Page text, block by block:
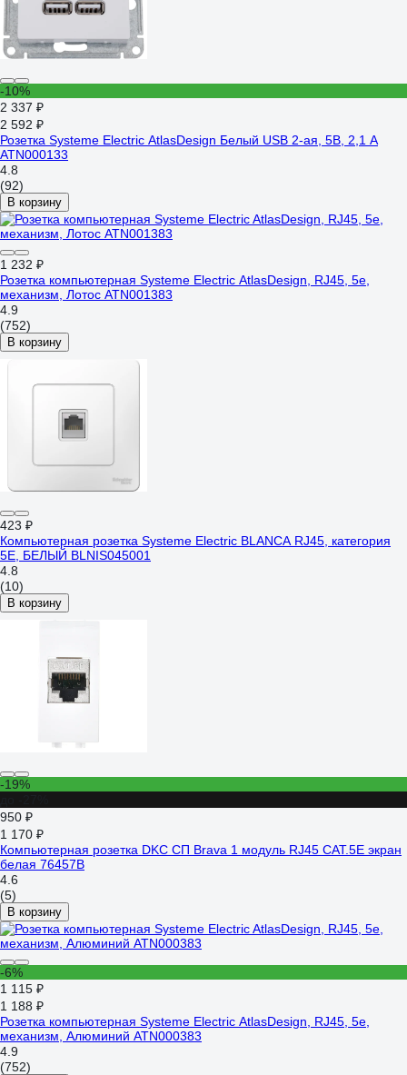
-10%
2 337 ₽
2 592 ₽
Розетка Systeme Electric AtlasDesign Белый USB 2-ая, 5В, 2,1 А
ATN000133
4.8
(92)
В корзину
1 232 ₽
Розетка компьютерная Systeme Electric AtlasDesign, RJ45, 5e,
механизм, Лотос ATN001383
4.9
(752)
В корзину
423 ₽
Компьютерная розетка Systeme Electric BLANCA RJ45, категория
5E, БЕЛЫЙ BLNIS045001
4.8
(10)
В корзину
-19%
950 ₽
1 170 ₽
Компьютерная розетка DKC СП Brava 1 модуль RJ45 CAT.5E экран
белая 76457B
4.6
(5)
В корзину
-6%
1 115 ₽
1 188 ₽
Розетка компьютерная Systeme Electric AtlasDesign, RJ45, 5e,
механизм, Алюминий ATN000383
4.9
(752)